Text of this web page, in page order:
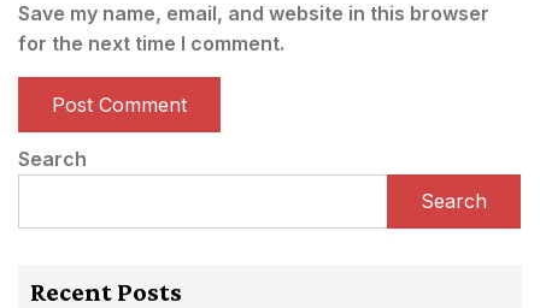
Save my name, email, and website in this browser
for the next time I comment.
Search
Search
Recent Posts